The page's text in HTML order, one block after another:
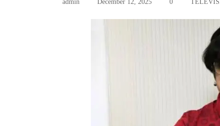
admin December 12, 2025 0